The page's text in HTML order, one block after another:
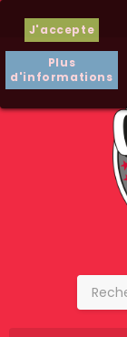
J'accepte
Plus
d'informations